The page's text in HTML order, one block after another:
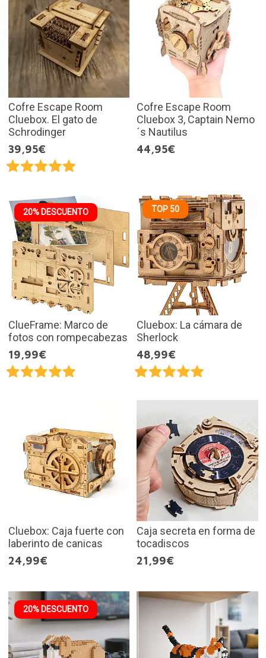
Cofre Escape Room
Cluebox. El gato de
Schrodinger
39,95€
Cofre Escape Room
Cluebox 3, Captain Nemo
´s Nautilus
44,95€
20% DESCUENTO
ClueFrame: Marco de
fotos con rompecabezas
19,99€
TOP 50
Cluebox: La cámara de
Sherlock
48,99€
Cluebox: Caja fuerte con
laberinto de canicas
24,99€
Caja secreta en forma de
tocadiscos
21,99€
20% DESCUENTO